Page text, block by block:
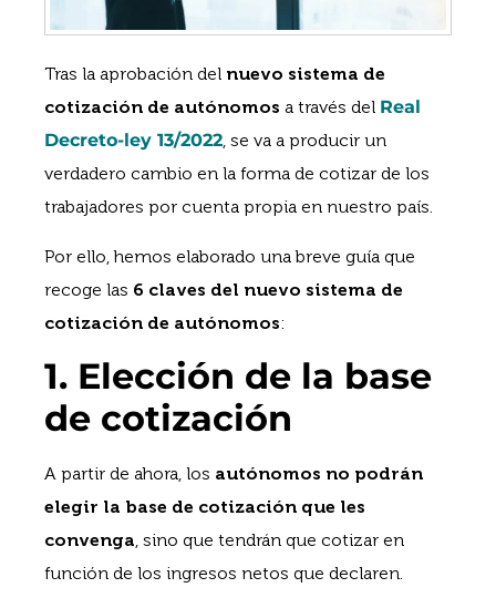
Tras la aprobación del nuevo sistema de
cotización de autónomos a través del Real
Decreto-ley 13/2022, se va a producir un
verdadero cambio en la forma de cotizar de los
trabajadores por cuenta propia en nuestro país.
Por ello, hemos elaborado una breve guía que
recoge las 6 claves del nuevo sistema de
cotización de autónomos:
1. Elección de la base
de cotización
A partir de ahora, los autónomos no podrán
elegir la base de cotización que les
convenga, sino que tendrán que cotizar en
función de los ingresos netos que declaren.